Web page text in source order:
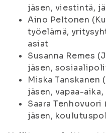
jäsen, viestintä,
Aino Peltonen
työelämä,
asiat
Susanna Remes
jäsen,
Miska
jäsen, vapaa-
Saara
jäsen,